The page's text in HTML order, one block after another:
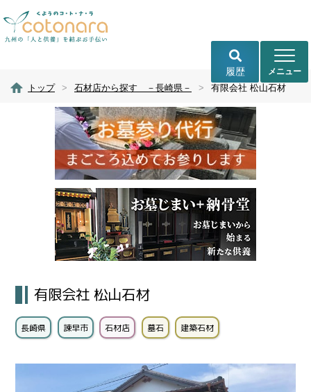
トップ > 石材店から探す －長崎県－ > 有限会社 松山石材
有限会社 松山石材
長崎県 諫早市 石材店 墓石 建築石材
履歴